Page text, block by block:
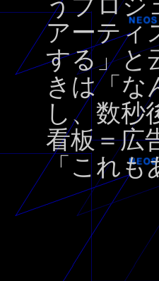
うプロジ
アーティ
する」と
きは「な
し、数秒
看板＝広
「これも